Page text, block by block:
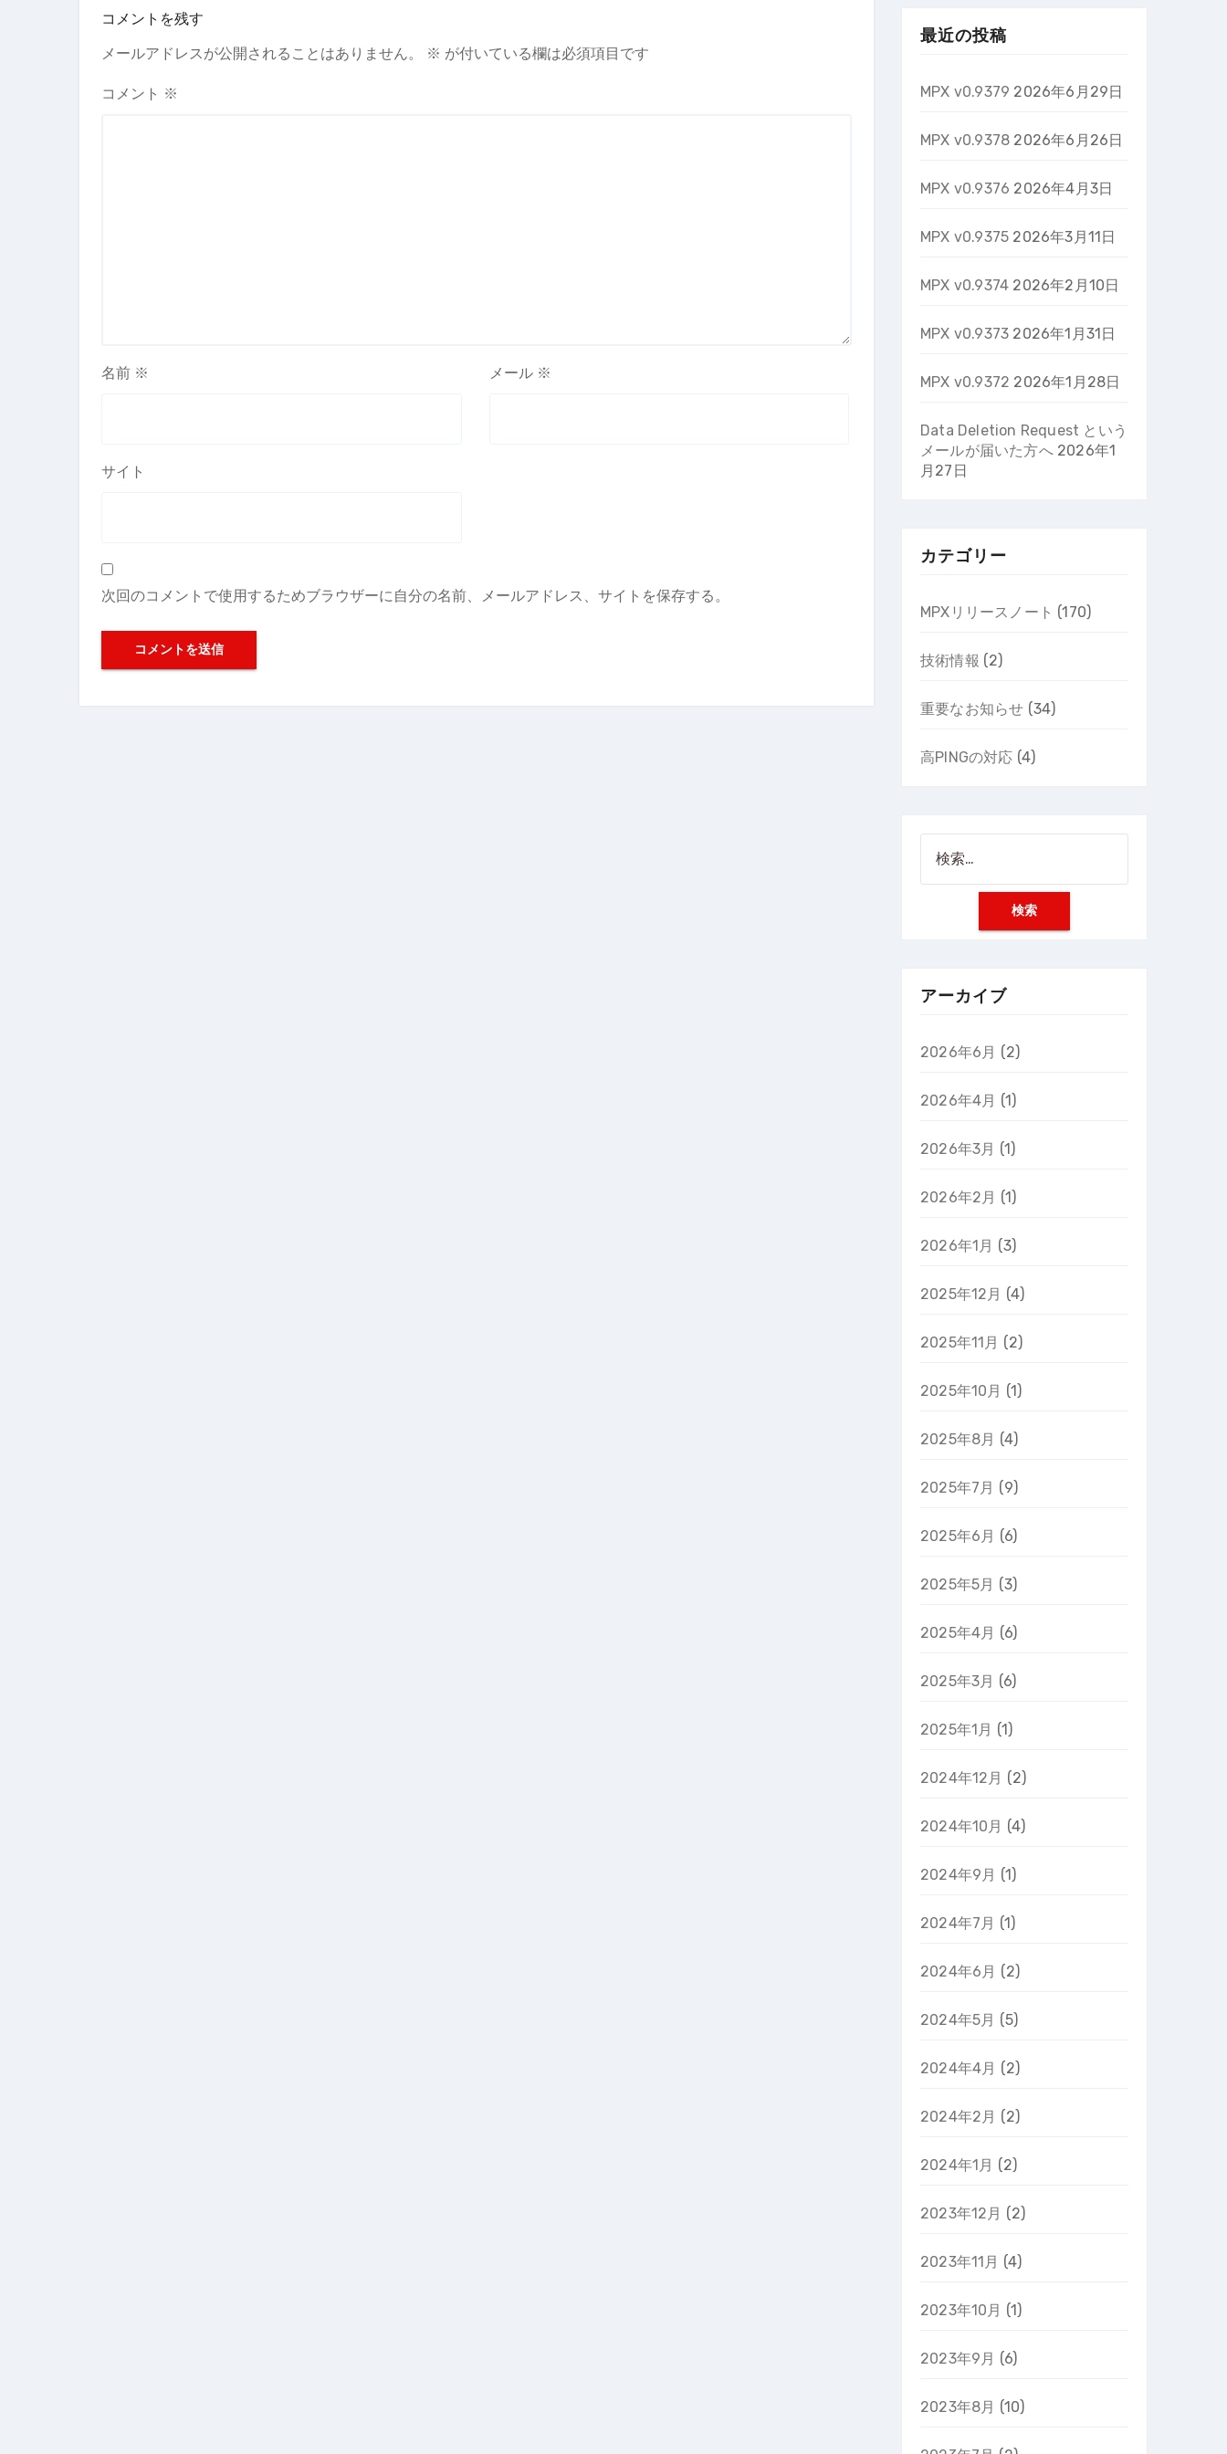
コメントを残す
メールアドレスが公開されることはありません。
※ が付いている欄は必須項目です
コメント ※
名前 ※ メール ※
サイト
次回のコメントで使用するためブラウザーに自分の名前、メールアドレス、サイトを保存する。
最近の投稿
MPX v0.9379 2026年6月29日
MPX v0.9378 2026年6月26日
MPX v0.9376 2026年4月3日
MPX v0.9375 2026年3月11日
MPX v0.9374 2026年2月10日
MPX v0.9373 2026年1月31日
MPX v0.9372 2026年1月28日
Data Deletion Request という
メールが届いた方へ 2026年1
月27日
カテゴリー
MPXリリースノート (170)
技術情報 (2)
重要なお知らせ (34)
高PINGの対応 (4)
アーカイブ
2026年6月 (2)
2026年4月 (1)
2026年3月 (1)
2026年2月 (1)
2026年1月 (3)
2025年12月 (4)
2025年11月 (2)
2025年10月 (1)
2025年8月 (4)
2025年7月 (9)
2025年6月 (6)
2025年5月 (3)
2025年4月 (6)
2025年3月 (6)
2025年1月 (1)
2024年12月 (2)
2024年10月 (4)
2024年9月 (1)
2024年7月 (1)
2024年6月 (2)
2024年5月 (5)
2024年4月 (2)
2024年2月 (2)
2024年1月 (2)
2023年12月 (2)
2023年11月 (4)
2023年10月 (1)
2023年9月 (6)
2023年8月 (10)